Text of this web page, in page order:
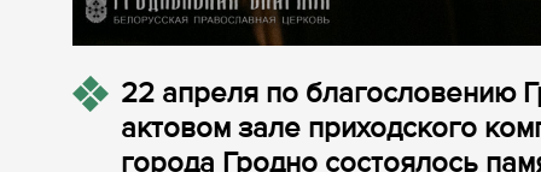
22 апреля по благословению
актовом зале приходского
города Гродно состоялось